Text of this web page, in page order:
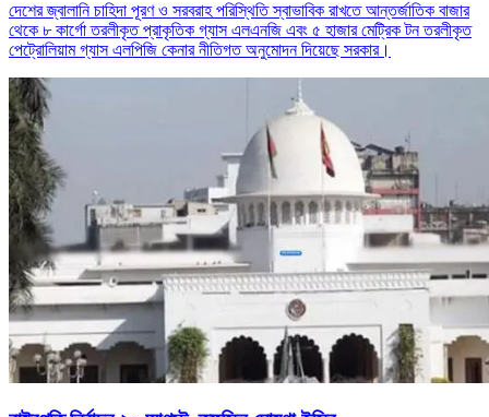
দেশের জ্বালানি চাহিদা পূরণ ও সরবরাহ পরিস্থিতি স্বাভাবিক রাখতে আন্তর্জাতিক বাজার
থেকে ৮ কার্গো তরলীকৃত প্রাকৃতিক গ্যাস এলএনজি এবং ৫ হাজার মেট্রিক টন তরলীকৃত
পেট্রোলিয়াম গ্যাস এলপিজি কেনার নীতিগত অনুমোদন দিয়েছে সরকার।